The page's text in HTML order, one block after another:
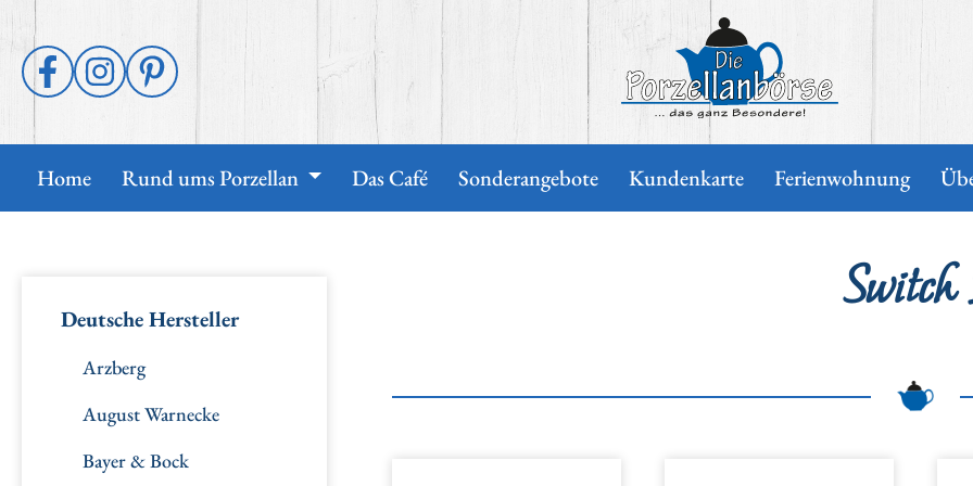
Home Rund ums Porzellan Das Café Sonderangebote Kundenkarte Ferienwohnung
Deutsche Hersteller
Arzberg
August Warnecke
Bayer & Bock
Switch